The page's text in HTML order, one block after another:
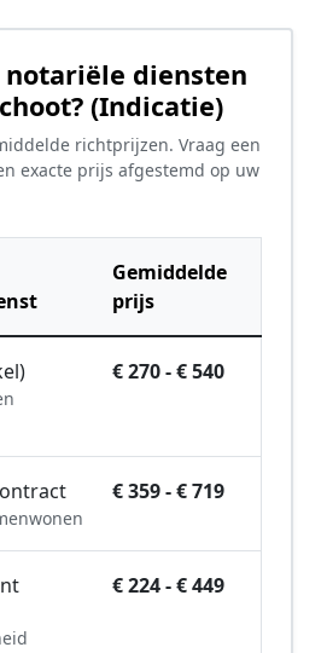
diensten
(Indicatie)
richtprijzen. Vraag een
exacte prijs afgestemd op uw
Gemiddelde
prijs
€ 270 - € 540
€ 359 - € 719
€ 224 - € 449